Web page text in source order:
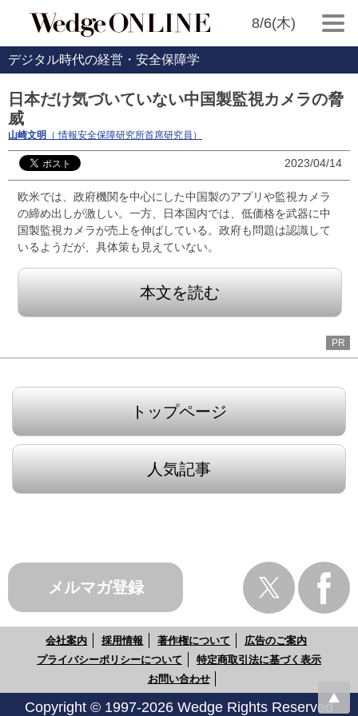
8/6(木)
デジタル時代の経営・安全保障学
日本だけ気づいていない中国製監視カメラの脅
威
山崎文明 （ 情報安全保障研究所首席研究員）
2023/04/14
欧米では、政府機関を中心にした中国製のアプリや監視カメラ
の締め出しが激しい。一方、日本国内では、低価格を武器に中
国製監視カメラが売上を伸ばしている。政府も問題は認識して
いるようだが、具体策も見えていない。
本文を読む
PR
トップページ
人気記事
メルマガ登録
会社案内 採用情報 著作権について
広告のご案内
プライバシーポリシーについて
特定商取引法に基づく表示
お問い合わせ
Copyright © 1997-2026 Wedge Rights Reserved